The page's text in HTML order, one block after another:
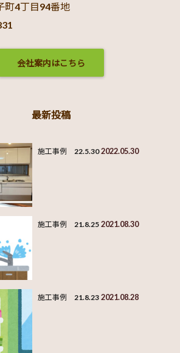
町4丁目94番地
会社案内はこちら
最新投稿
施工事例 22.5.30 2022.05.30
施工事例 21.8.25 2021.08.30
施工事例 21.8.23 2021.08.28